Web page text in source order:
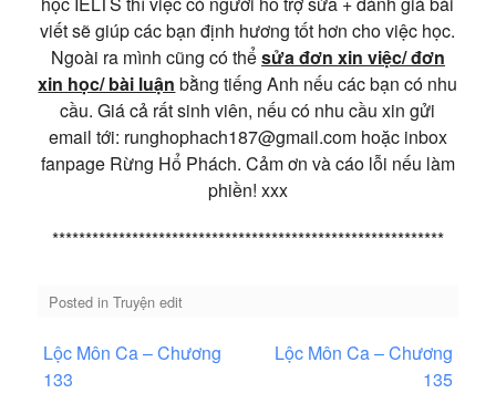
viết sẽ giúp các bạn định hương tốt hơn cho việc học.
Ngoài ra mình cũng có thểsửa đơn xin việc/ đơn
xin học/ bài luận bằng tiếng Anh nếu các bạn có nhu
cầu. Giá cả rất sinh viên, nếu có nhu cầu xin gửi
email tới: runghophach187@gmail.com hoặc inbox
fanpage Rừng Hổ Phách. Cảm ơn và cáo lỗi nếu làm
phiền! xxx
***********************************************************
Posted in Truyện edit
Điều
hướng
Lộc Môn Ca – Chương
133
Lộc Môn Ca – Chương
135